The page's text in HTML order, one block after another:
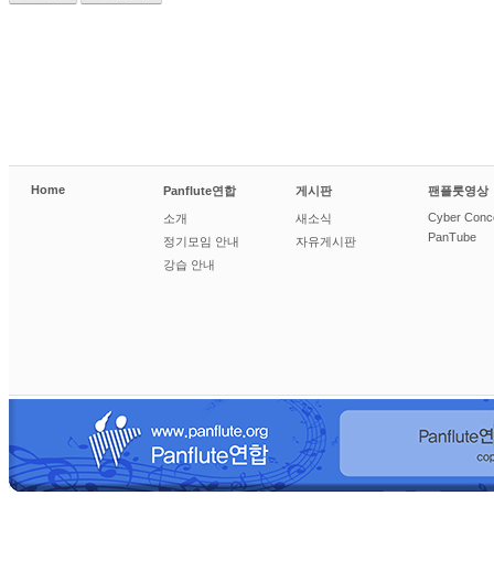
Home Panflute연합
소개
정기모임 안내
강습 안내
게시판
새소식
자유게시판
팬플룻영상
Cyber
PanTube